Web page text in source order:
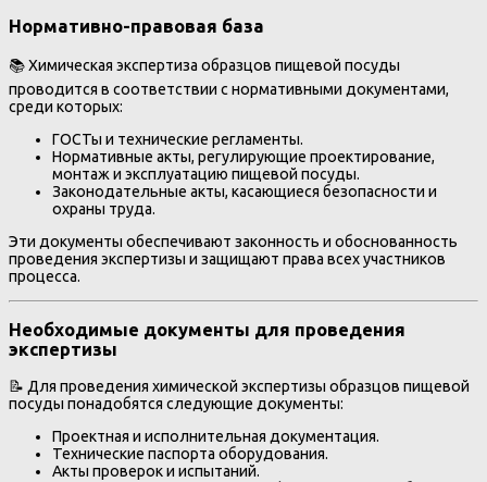
Нормативно-правовая база
📚 Химическая экспертиза образцов пищевой посуды
проводится в соответствии с нормативными документами,
среди которых:
ГОСТы и технические регламенты.
Нормативные акты, регулирующие проектирование,
монтаж и эксплуатацию пищевой посуды.
Законодательные акты, касающиеся безопасности и
охраны труда.
Эти документы обеспечивают законность и обоснованность
проведения экспертизы и защищают права всех участников
процесса.
Необходимые документы для проведения
экспертизы
📝 Для проведения химической экспертизы образцов пищевой
посуды понадобятся следующие документы:
Проектная и исполнительная документация.
Технические паспорта оборудования.
Акты проверок и испытаний.